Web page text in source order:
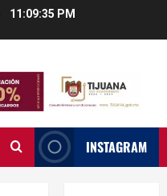
11:09:36 PM
INSTAGRAM